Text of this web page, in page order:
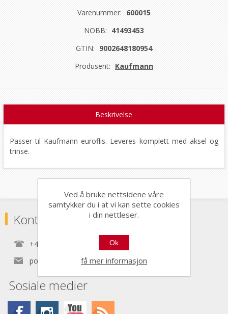
Varenummer: 600015
NOBB: 41493453
GTIN: 9002648180954
Produsent: Kaufmann
Beskrivelse
Passer til Kaufmann euroflis. Leveres komplett med aksel og
trinse.
Kontaktinformasjon
+47 22 30 40 70
post@nordictools.no
Sosiale medier
Ved å bruke nettsidene våre
samtykker du i at vi kan sette cookies
i din nettleser.
Ok
få mer informasjon